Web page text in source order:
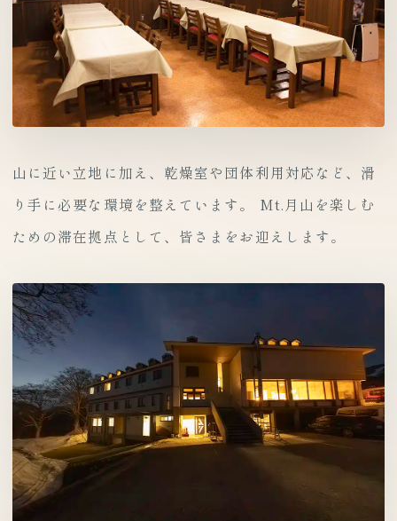
山に近い立地に加え、乾燥室や団体利用対応など、滑
り手に必要な環境を整えています。 Mt.月山を楽しむ
ための滞在拠点として、皆さまをお迎えします。